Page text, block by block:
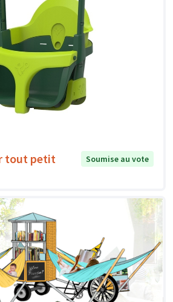
tout petit
Soumise au vote